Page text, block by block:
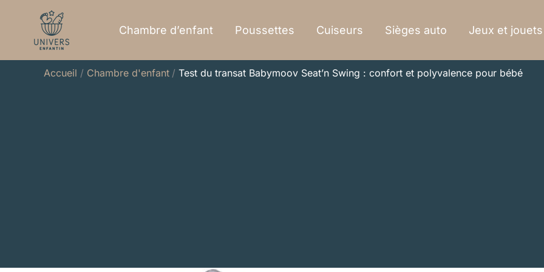
contenu
Chambre d’enfant Poussettes Cuiseurs Sièges auto Jeux et jouets
Accueil Chambre d'enfant Test du transat Babymoov Seat’n Swing : confort et polyvalence pour bébé